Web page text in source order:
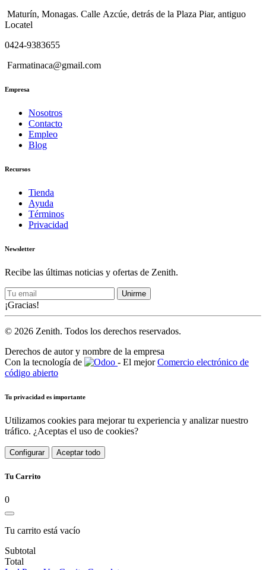
Maturín, Monagas. Calle Azcúe, detrás de la Plaza Piar, antiguo
Locatel
0424-9383655
Farmatinaca@gmail.com
Empresa
Nosotros
Contacto
Empleo
Blog
Recursos
Tienda
Ayuda
Términos
Privacidad
Newsletter
Recibe las últimas noticias y ofertas de Zenith.
Unirme
¡Gracias!
© 2026 Zenith. Todos los derechos reservados.
Derechos de autor y nombre de la empresa
Con la tecnología de
- El mejorComercio electrónico de
código abierto
Tu privacidad es importante
Utilizamos cookies para mejorar tu experiencia y analizar nuestro
tráfico. ¿Aceptas el uso de cookies?
Configurar Aceptar todo
Tu Carrito
0
Tu carrito está vacío
Subtotal
Total